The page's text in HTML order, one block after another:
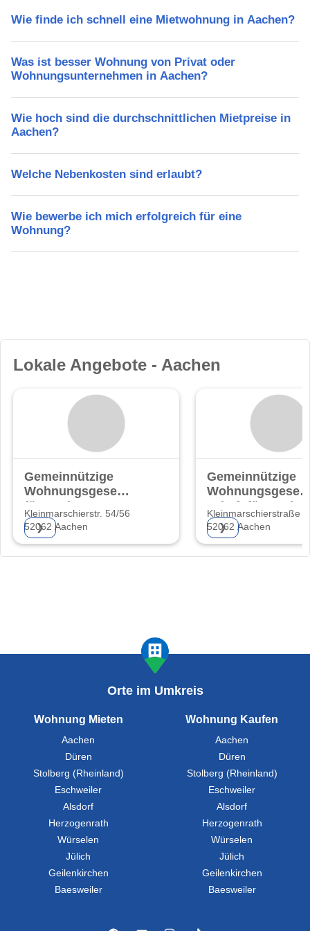
Wie finde ich schnell eine Mietwohnung in Aachen?
Was ist besser Wohnung von Privat oder
Wohnungsunternehmen in Aachen?
Wie hoch sind die durchschnittlichen Mietpreise in
Aachen?
Welche Nebenkosten sind erlaubt?
Wie bewerbe ich mich erfolgreich für eine
Wohnung?
Lokale Angebote - Aachen
Gemeinnützige
Wohnungsgesellschaft
für Aachen AG
Kleinmarschierstr. 54/56
52062 Aachen
❯
Gemeinnützige
Wohnungsgesell-
schaft für
AG
Kleinmarschierstraße
52062 Aachen
❯
Orte im Umkreis
Wohnung Mieten
Aachen
Düren
Stolberg (Rheinland)
Eschweiler
Alsdorf
Herzogenrath
Würselen
Jülich
Geilenkirchen
Baesweiler
Wohnung Kaufen
Aachen
Düren
Stolberg (Rheinland)
Eschweiler
Alsdorf
Herzogenrath
Würselen
Jülich
Geilenkirchen
Baesweiler